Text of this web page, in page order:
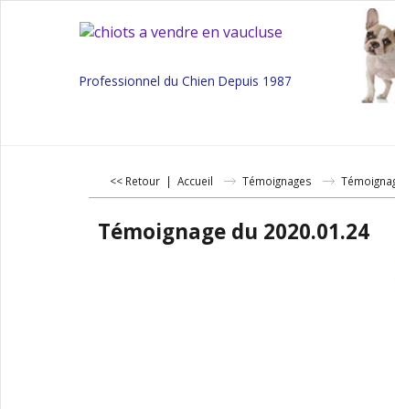
Professionnel du Chien Depuis 1987
<< Retour | Accueil Témoignages
Témoignage du 2020.01.24